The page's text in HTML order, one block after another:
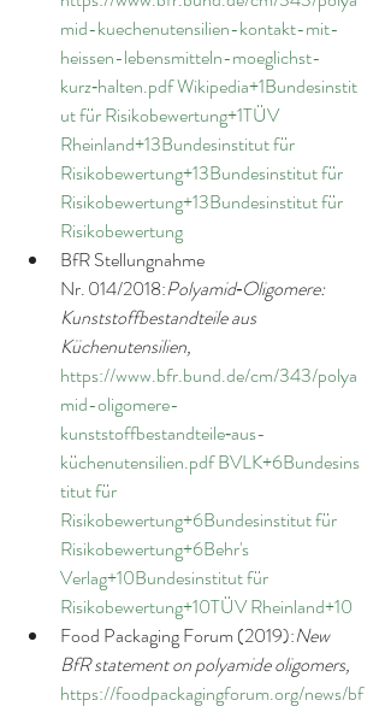
mid-kuechenutensilien-kontakt-mit-
heissen-lebensmitteln-moeglichst-
kurz‑halten.pdfWikipedia+1Bundesinstit
ut für Risikobewertung+1TÜV
Rheinland+13Bundesinstitut für
Risikobewertung+13Bundesinstitut für
Risikobewertung+13Bundesinstitut für
Risikobewertung
BfR Stellungnahme
Nr. 014/2018:Polyamid‑Oligomere:
Kunststoffbestandteile aus
Küchenutensilien,
https://www.bfr.bund.de/cm/343/polya
mid-oligomere-
kunststoffbestandteile‑aus-
küchenutensilien.pdfBVLK+6Bundesins
titut für
Risikobewertung+6Bundesinstitut für
Risikobewertung+6Behr's
Verlag+10Bundesinstitut für
Risikobewertung+10TÜV Rheinland+10
Food Packaging Forum (2019):New
BfR statement on polyamide oligomers,
https://foodpackagingforum.org/news/bf